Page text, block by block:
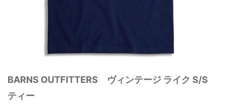
BARNS OUTFITTERS ヴィンテージ ライク S/S
ティー